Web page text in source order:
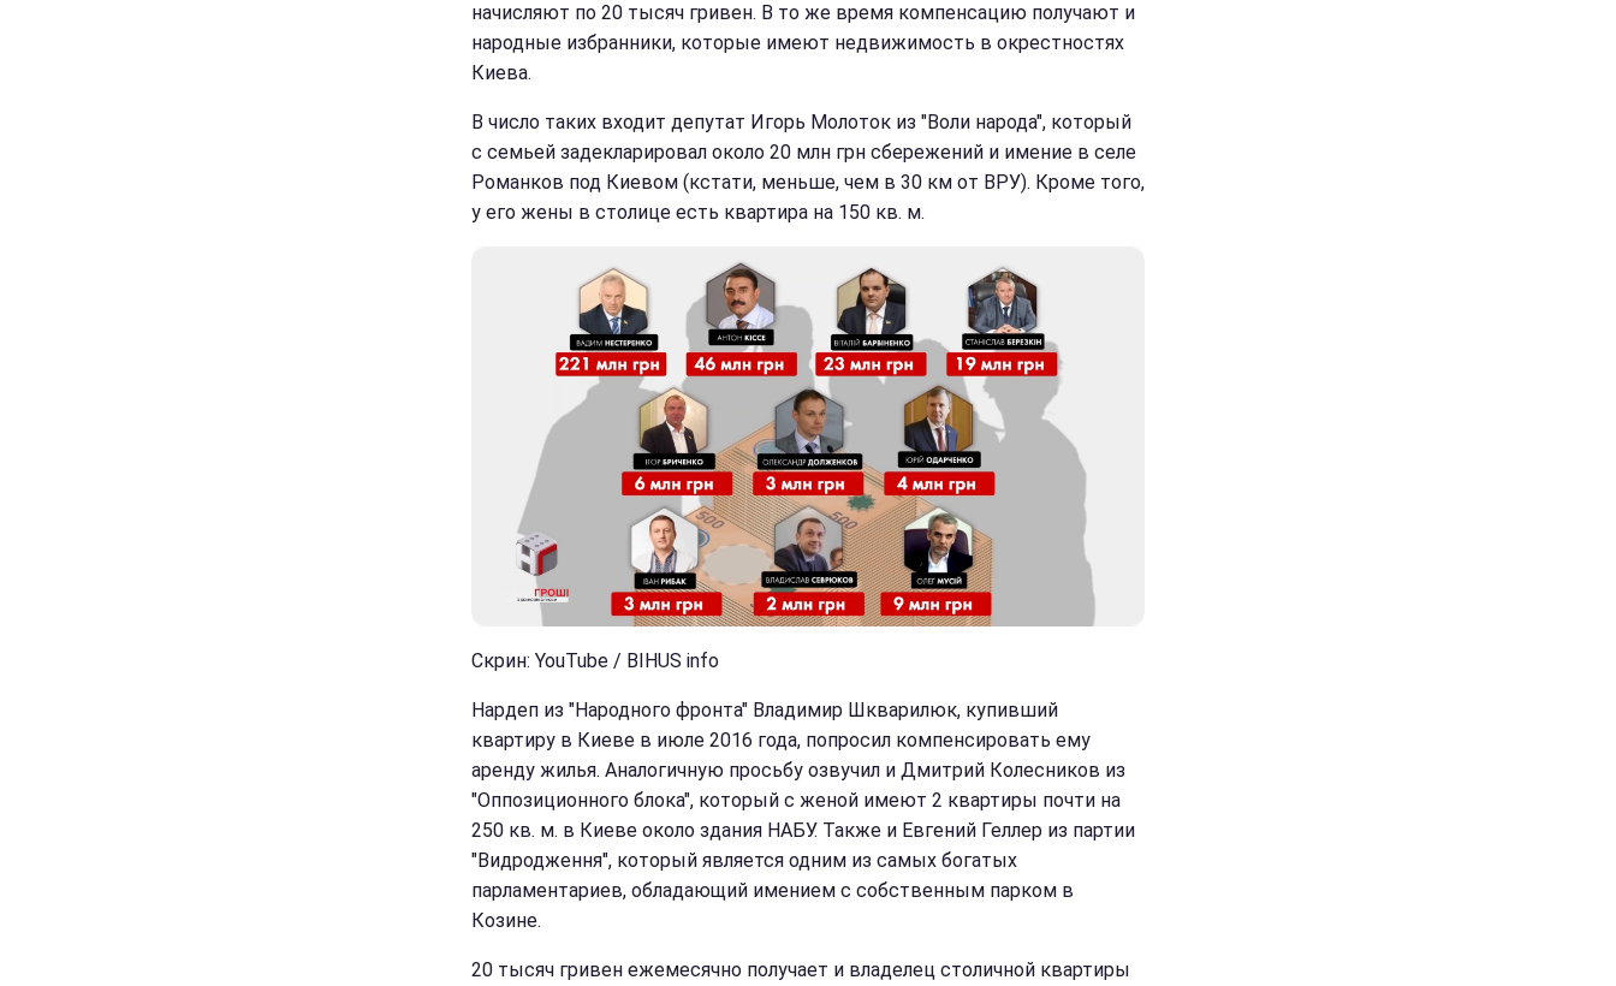
начисляют по 20 тысяч гривен. В то же время компенсацию получают и
народные избранники, которые имеют недвижимость в окрестностях
Киева.
В число таких входит депутат Игорь Молоток из "Воли народа", который
с семьей задекларировал около 20 млн грн сбережений и имение в селе
Романков под Киевом (кстати, меньше, чем в 30 км от ВРУ). Кроме того,
у его жены в столице есть квартира на 150 кв. м.
Скрин: YouTube / BIHUS info
Нардеп из "Народного фронта" Владимир Шкварилюк, купивший
квартиру в Киеве в июле 2016 года, попросил компенсировать ему
аренду жилья. Аналогичную просьбу озвучил и Дмитрий Колесников из
"Оппозиционного блока", который с женой имеют 2 квартиры почти на
250 кв. м. в Киеве около здания НАБУ. Также и Евгений Геллер из партии
"Видродження", который является одним из самых богатых
парламентариев, обладающий имением с собственным парком в
Козине.
20 тысяч гривен ежемесячно получает и владелец столичной квартиры